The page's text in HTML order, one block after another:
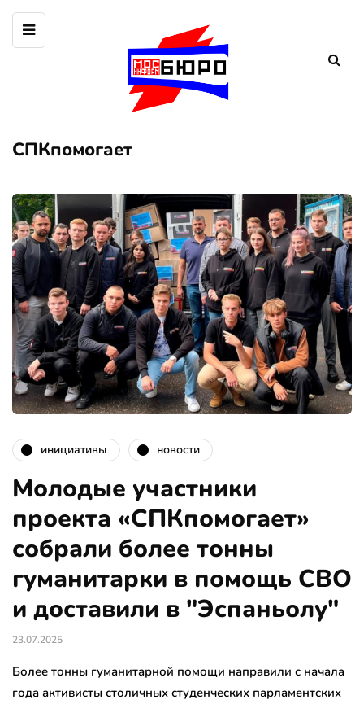
СПКпомогает
инициативы новости
Молодые участники
проекта «СПКпомогает»
собрали более тонны
гуманитарки в помощь СВО
и доставили в "Эспаньолу"
23.07.2025
Более тонны гуманитарной помощи направили с начала
года активисты столичных студенческих парламентских